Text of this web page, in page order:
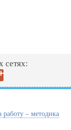
сетях:
работу – методика